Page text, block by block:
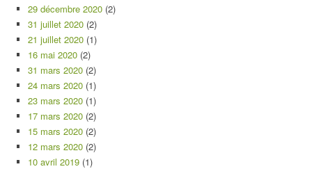
29 décembre 2020 (2)
31 juillet 2020 (2)
21 juillet 2020 (1)
16 mai 2020 (2)
31 mars 2020 (2)
24 mars 2020 (1)
23 mars 2020 (1)
17 mars 2020 (2)
15 mars 2020 (2)
12 mars 2020 (2)
10 avril 2019 (1)